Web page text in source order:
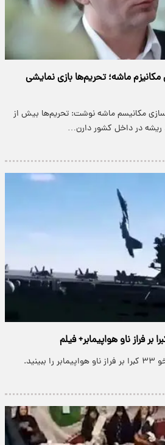
ماشه؛ تحریم‌ها بازی نمایشی
مکانیسم ماشه نوشت: تحریم‌ها بیش از
ریشه در داخل کشور دارن…